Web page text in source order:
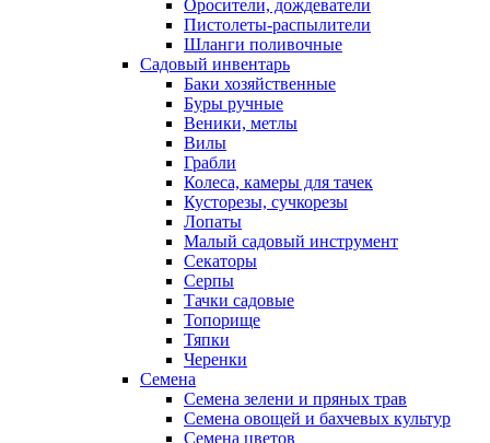
Оросители, дождеватели
Пистолеты-распылители
Шланги поливочные
Садовый инвентарь
Баки хозяйственные
Буры ручные
Веники, метлы
Вилы
Грабли
Колеса, камеры для тачек
Кусторезы, сучкорезы
Лопаты
Малый садовый инструмент
Секаторы
Серпы
Тачки садовые
Топорище
Тяпки
Черенки
Семена
Семена зелени и пряных трав
Семена овощей и бахчевых культур
Семена цветов